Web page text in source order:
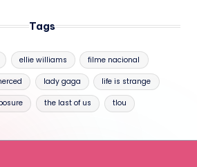
Tags
ellie williams filme nacional
lady gaga life is strange
the last of us tlou